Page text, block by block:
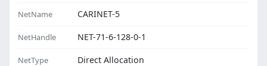
NetName CARINET-5
NetHandle NET-71-6-128-0-1
NetType Direct Allocation